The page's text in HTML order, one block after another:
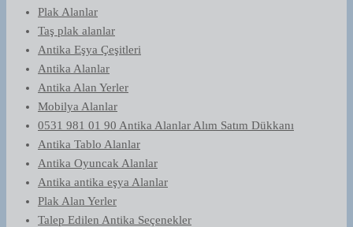
Plak Alanlar
Taş plak alanlar
Antika Eşya Çeşitleri
Antika Alanlar
Antika Alan Yerler
Mobilya Alanlar
0531 981 01 90 Antika Alanlar Alım Satım Dükkanı
Antika Tablo Alanlar
Antika Oyuncak Alanlar
Antika antika eşya Alanlar
Plak Alan Yerler
Talep Edilen Antika Seçenekler